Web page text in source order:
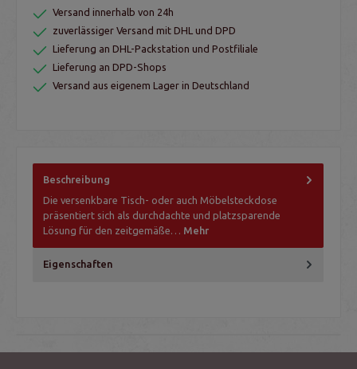
Versand innerhalb von 24h
zuverlässiger Versand mit DHL und DPD
Lieferung an DHL-Packstation und Postfiliale
Lieferung an DPD-Shops
Versand aus eigenem Lager in Deutschland
Beschreibung
Die versenkbare Tisch- oder auch Möbelsteckdose
präsentiert sich als durchdachte und platzsparende
Lösung für den zeitgemäße… Mehr
Eigenschaften